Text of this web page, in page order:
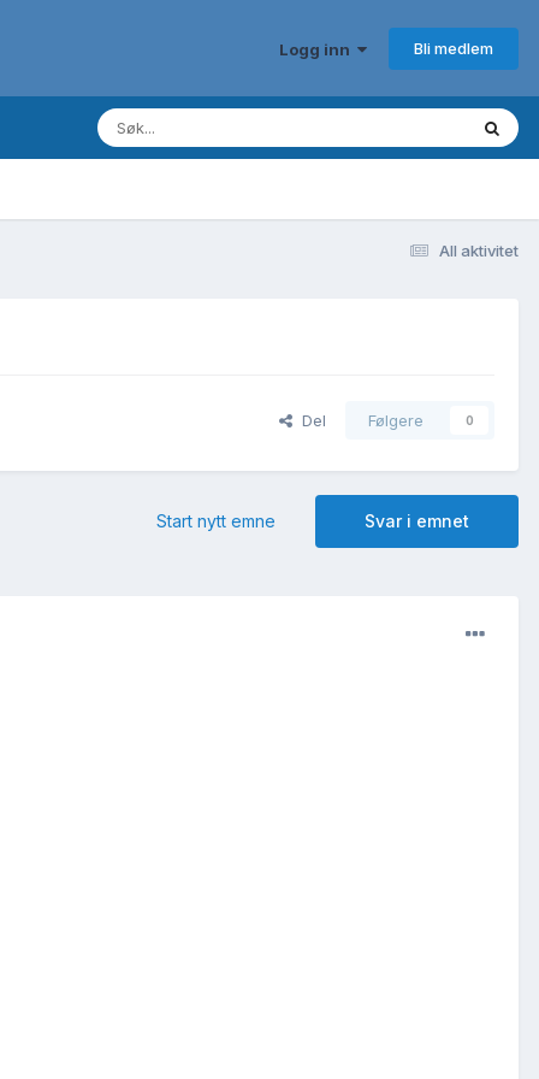
Logg inn Bli medlem
All aktivitet
Del Følgere 0
Svar i emnet
Start nytt emne